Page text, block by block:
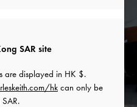
SAR site
are displayed in HK $.
hk can only be